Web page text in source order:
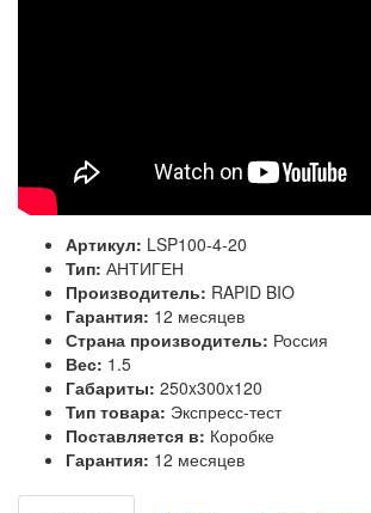
Артикул: LSP100-4-20
Тип: АНТИГЕН
Производитель: RAPID BIO
Гарантия: 12 месяцев
Страна производитель: Россия
Вес: 1.5
Габариты: 250x300x120
Тип товара: Экспресс-тест
Поставляется в: Коробке
Гарантия: 12 месяцев